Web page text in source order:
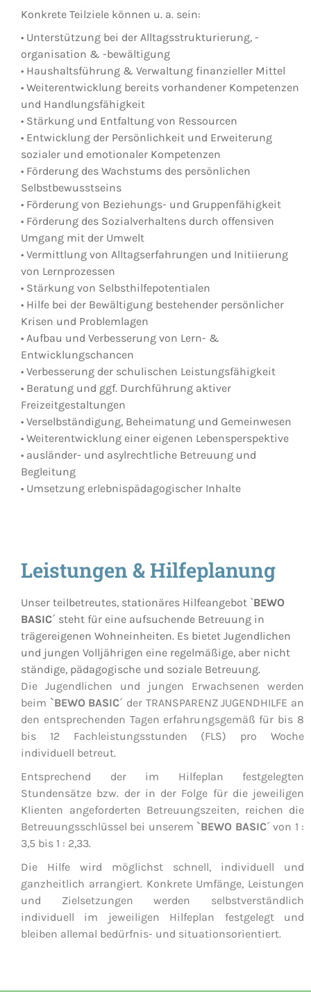
Konkrete Teilziele können u. a. sein:
• Unterstützung bei der Alltagsstrukturierung, -
organisation & -bewältigung
• Haushaltsführung & Verwaltung finanzieller Mittel
• Weiterentwicklung bereits vorhandener Kompetenzen
und Handlungsfähigkeit
• Stärkung und Entfaltung von Ressourcen
• Entwicklung der Persönlichkeit und Erweiterung
sozialer und emotionaler Kompetenzen
• Förderung des Wachstums des persönlichen
Selbstbewusstseins
• Förderung von Beziehungs- und Gruppenfähigkeit
• Förderung des Sozialverhaltens durch offensiven
Umgang mit der Umwelt
• Vermittlung von Alltagserfahrungen und Initiierung
von Lernprozessen
• Stärkung von Selbsthilfepotentialen
• Hilfe bei der Bewältigung bestehender persönlicher
Krisen und Problemlagen
• Aufbau und Verbesserung von Lern- &
Entwicklungschancen
• Verbesserung der schulischen Leistungsfähigkeit
• Beratung und ggf. Durchführung aktiver
Freizeitgestaltungen
• Verselbständigung, Beheimatung und Gemeinwesen
• Weiterentwicklung einer eigenen Lebensperspektive
• ausländer- und asylrechtliche Betreuung und
Begleitung
• Umsetzung erlebnispädagogischer Inhalte
Leistungen & Hilfeplanung
Unser teilbetreutes, stationäres Hilfeangebot `BEWO
BASIC´ steht für eine aufsuchende Betreuung in
trägereigenen Wohneinheiten. Es bietet Jugendlichen
und jungen Volljährigen eine regelmäßige, aber nicht
ständige, pädagogische und soziale Betreuung.
Die Jugendlichen und jungen Erwachsenen werden
beim `BEWO BASIC´ der TRANSPARENZ JUGENDHILFE an
den entsprechenden Tagen erfahrungsgemäß für bis 8
bis 12 Fachleistungsstunden (FLS) pro Woche
individuell betreut.
Entsprechend der im Hilfeplan festgelegten
Stundensätze bzw. der in der Folge für die jeweiligen
Klienten angeforderten Betreuungszeiten, reichen die
Betreuungsschlüssel bei unserem `BEWO BASIC´ von 1 :
3,5 bis 1 : 2,33.
Die Hilfe wird möglichst schnell, individuell und
ganzheitlich arrangiert. Konkrete Umfänge, Leistungen
und Zielsetzungen werden selbstverständlich
individuell im jeweiligen Hilfeplan festgelegt und
bleiben allemal bedürfnis- und situationsorientiert.